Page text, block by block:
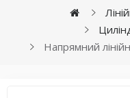
Напрямний